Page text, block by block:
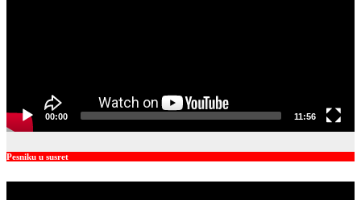
00:00 11:56
Pesniku u susret